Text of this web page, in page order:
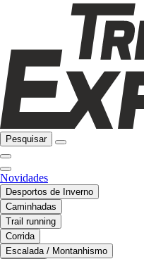
Pesquisar
Novidades
Desportos de Inverno
Caminhadas
Trail running
Corrida
Escalada / Montanhismo